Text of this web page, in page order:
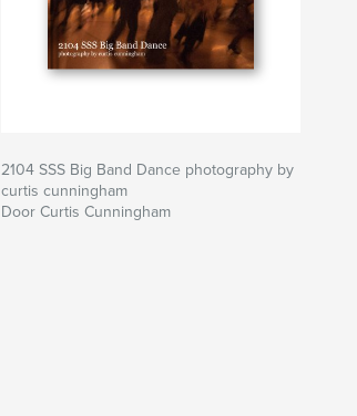
2104 SSS Big Band Dance photography by
curtis cunningham
Door Curtis Cunningham